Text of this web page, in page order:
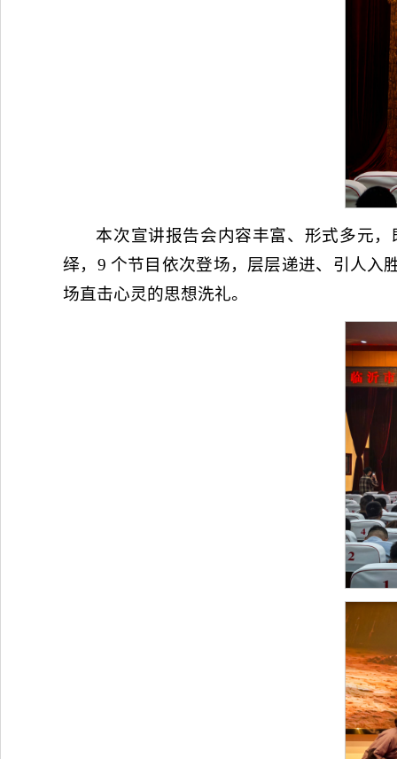
本次宣讲报告会内容丰富、形式多元
绎，9 个节目依次登场，层层递进、引人入
场直击心灵的思想洗礼。